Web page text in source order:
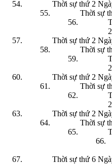
Thời sự thứ 2
Thời sự
Thời sự thứ 2
Thời sự
Thời sự thứ 2
Thời sự
Thời sự thứ 2
Thời sự
Thời sự thứ 6